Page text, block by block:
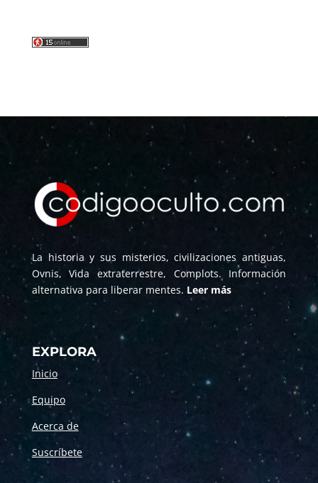
La historia y sus misterios, civilizaciones antiguas,
Ovnis, Vida extraterrestre, Complots. Información
alternativa para liberar mentes. Leer más
EXPLORA
Inicio
Equipo
Acerca de
Suscríbete